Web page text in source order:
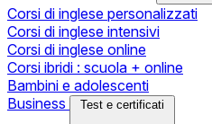
Corsi di inglese personalizzati
Corsi di inglese intensivi
Corsi di inglese online
Corsi ibridi : scuola + online
Bambini e adolescenti
Business
Test e certificati